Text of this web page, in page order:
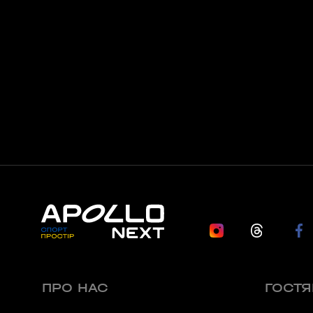
APOLLO NEXT 034 (БЦ «ТАУРУС»)
вулиця Героїв УПА, 73б, Львів, Львівська
ПРО НАС